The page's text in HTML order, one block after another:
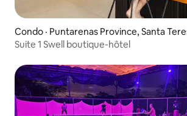
Condo · Puntarenas Province, Santa
Suite 1 Swell boutique-hôtel